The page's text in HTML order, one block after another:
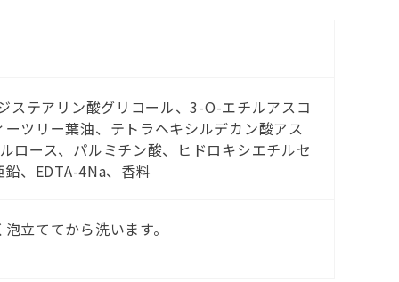
ステアリン酸グリコール、3-O-エチルアスコ
ツリー葉油、テトラヘキシルデカン酸アス
ロース、パルミチン酸、ヒドロキシエチルセ
、EDTA-4Na、香料
立ててから洗います。